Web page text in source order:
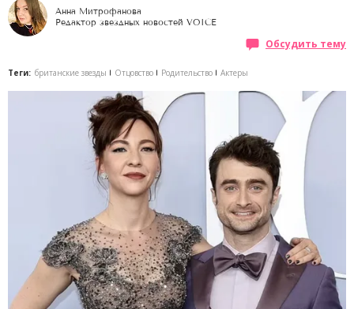
Анна Митрофанова
Редактор звездных новостей VOICE
Обсудить тему
Теги: британские звезды Отцовство Родительство Актеры